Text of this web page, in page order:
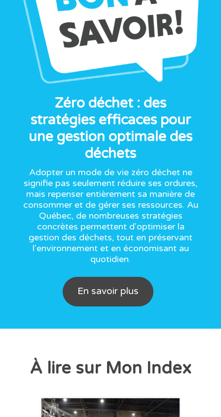
Zéro déchet : des
stratégies efficaces pour
une gestion optimale des
déchets
Adopter un mode de vie zéro déchet ne
signifie pas seulement réduire ses ordures,
mais repenser entièrement sa manière de
consommer et de gérer ses ressources. Au
Québec, de nombreuses stratégies
concrètes permettent d'optimiser la
gestion des déchets, tout en préservant
l'environnement et en économisant au
quotidien.
En savoir plus
À lire sur Mon Index
CHRONIQUE